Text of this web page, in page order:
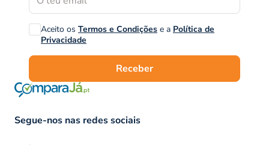
Aceito os Termos e Condições e a Política de
Privacidade
Receber
Segue-nos nas redes sociais